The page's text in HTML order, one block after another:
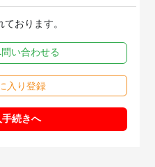
おります。
い合わせる
入り登録
手続きへ